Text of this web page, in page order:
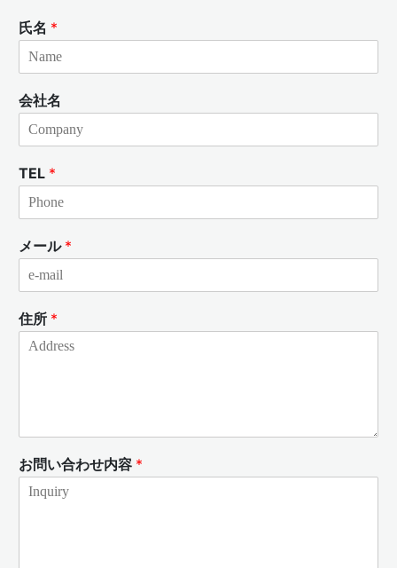
氏名 *
会社名
TEL *
メール *
住所 *
お問い合わせ内容 *